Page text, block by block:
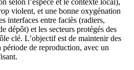
violent, et une bonne oxygénation
interfaces entre faciès (radiers,
dépôt) et les secteurs protégés des
clé. L’objectif est de maintenir des
de reproduction, avec un